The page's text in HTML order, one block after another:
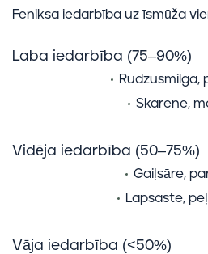
Feniksa iedarbība uz īsmūža
Laba iedarbība (75–90%)
Rudzusmilga,
Skarene,
Vidēja iedarbība (50–75%)
Gaiļsāre,
Lapsaste,
Vāja iedarbība (<50%)